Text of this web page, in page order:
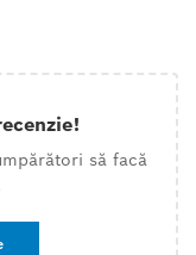
să facă